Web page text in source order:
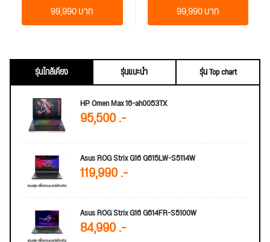
99,990 บาท 99,990 บาท
รุ่นใกล้เคียง รุ่นแนะนำ
รุ่น Top chart
HP Omen Max 16-ah0053TX
95,500 .-
Asus ROG Strix G16 G615LW-S5114W
119,990 .-
Asus ROG Strix G16 G614FR-S5100W
84,990 .-